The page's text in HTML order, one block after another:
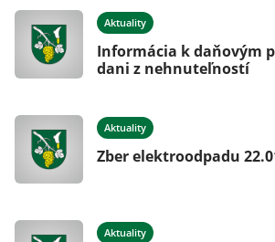
Aktuality
Informácia k daňovým
dani z nehnuteľností
Aktuality
Zber elektroodpadu
Aktuality